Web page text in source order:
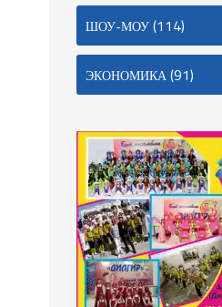
ШОУ-МОУ(114)
ЭКОНОМИКА(91)